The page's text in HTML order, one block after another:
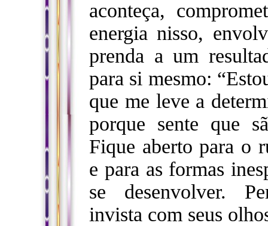
aconteça,
energia nisso,
prenda a um
para si mesmo:
que me leve a
porque sente que
Fique aberto para o
e para as formas
se desenvolver.
invista com seus